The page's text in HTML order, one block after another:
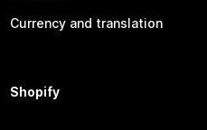
Currency and translation
Shopify